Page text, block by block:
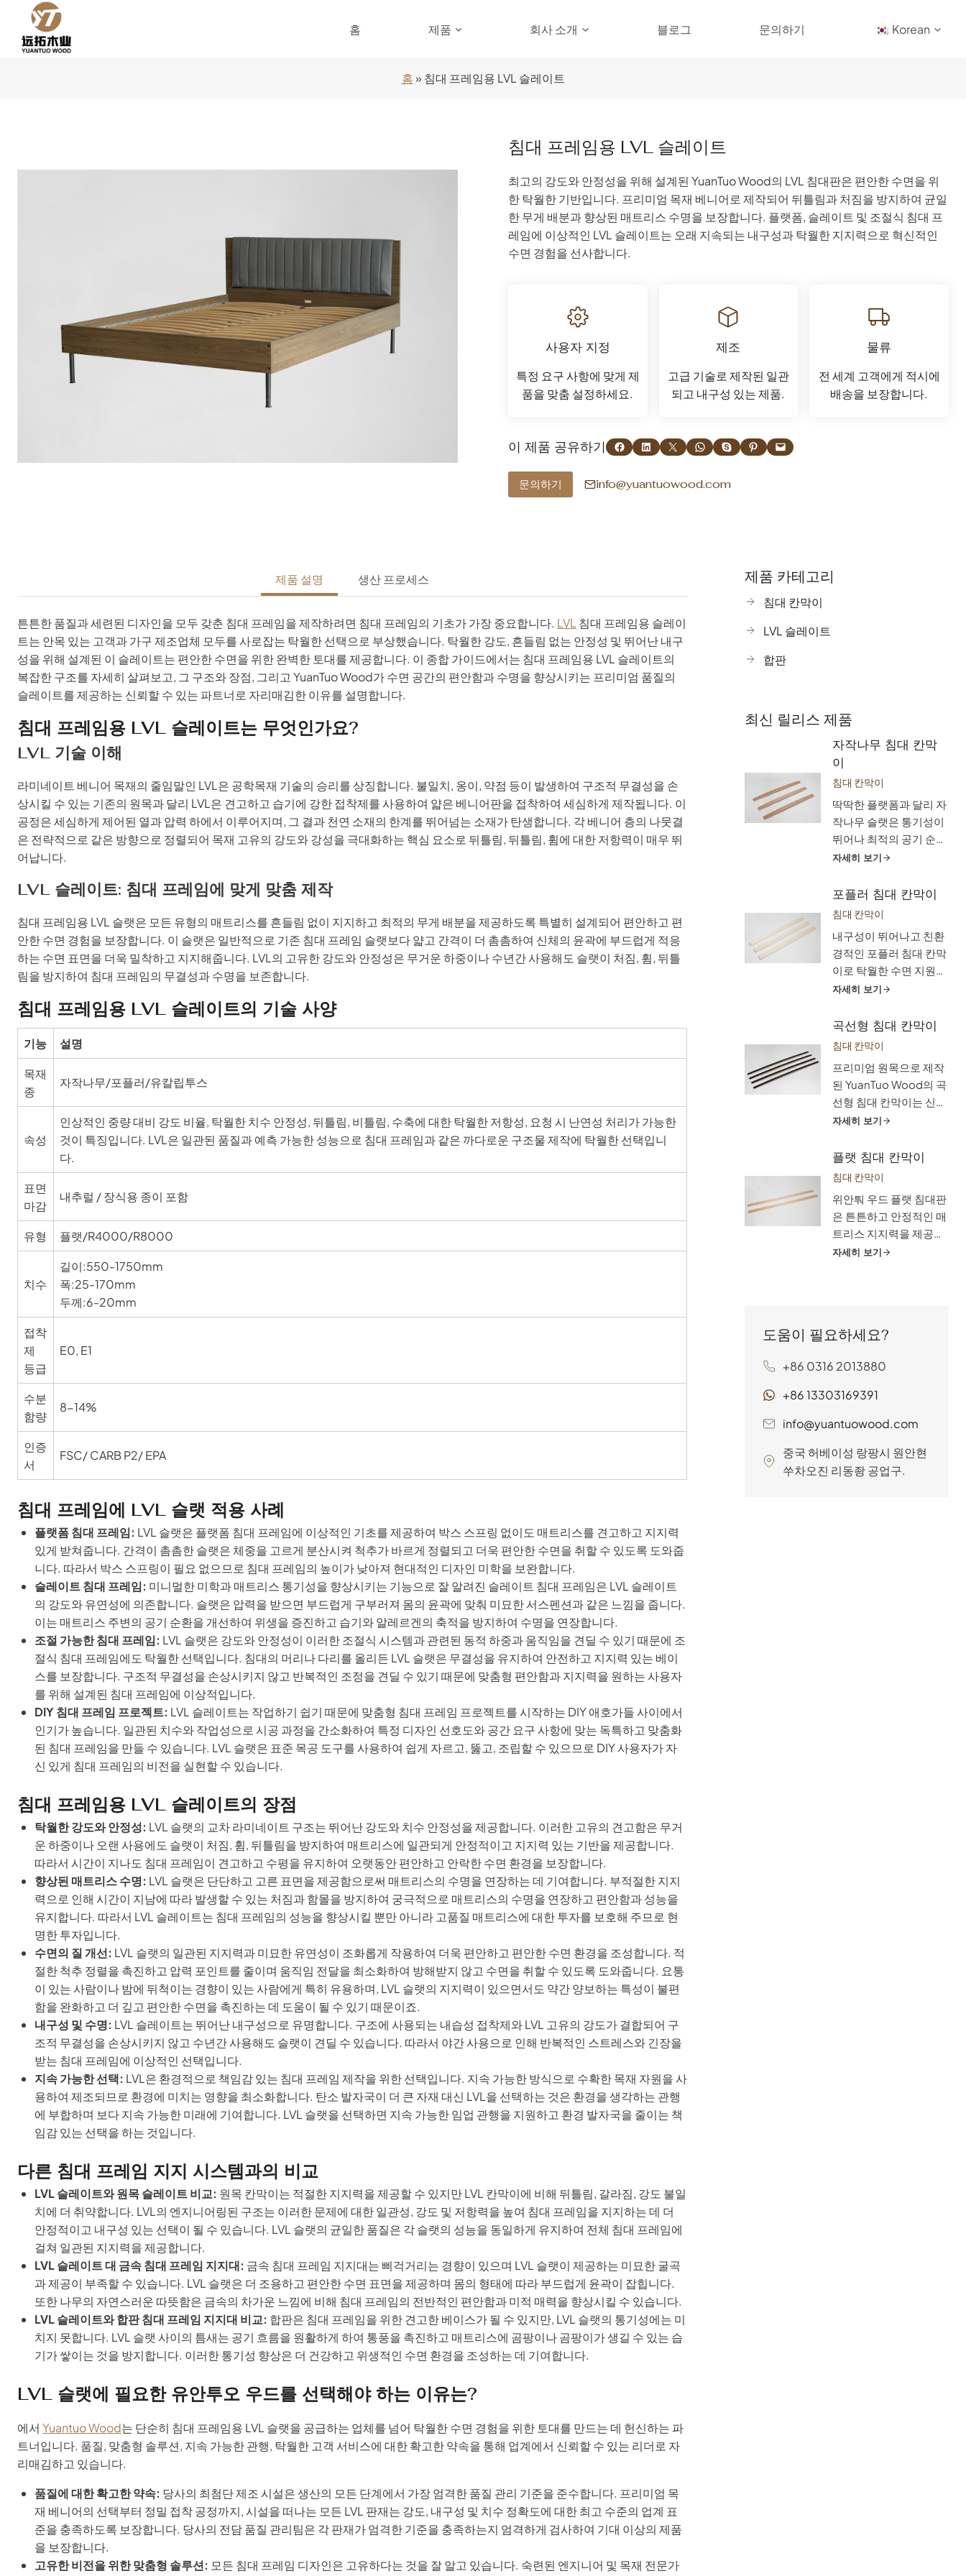
홈 제품 회사 소개 블로그 문의하기 Korean
홈» 침대 프레임용 LVL 슬레이트
침대 프레임용 LVL 슬레이트
최고의 강도와 안정성을 위해 설계된 YuanTuo Wood의 LVL 침대판은 편안한 수면을 위
한 탁월한 기반입니다. 프리미엄 목재 베니어로 제작되어 뒤틀림과 처짐을 방지하여 균일
한 무게 배분과 향상된 매트리스 수명을 보장합니다. 플랫폼, 슬레이트 및 조절식 침대 프
레임에 이상적인 LVL 슬레이트는 오래 지속되는 내구성과 탁월한 지지력으로 혁신적인
수면 경험을 선사합니다.
사용자 지정
특정 요구 사항에 맞게 제
품을 맞춤 설정하세요.
제조
고급 기술로 제작된 일관
되고 내구성 있는 제품.
물류
전 세계 고객에게 적시에
배송을 보장합니다.
이 제품 공유하기 페이스북에 공유 LinkedIn에서 공유 X에서 공유 WhatsApp에서 공유 Skype에서 공유 Pinterest에 공유 이 페이지에 이메일 보내기
문의하기 info@yuantuowood.com
제품 설명 생산 프로세스
튼튼한 품질과 세련된 디자인을 모두 갖춘 침대 프레임을 제작하려면 침대 프레임의 기초가 가장 중요합니다. LVL 침대 프레임용 슬레이
트는 안목 있는 고객과 가구 제조업체 모두를 사로잡는 탁월한 선택으로 부상했습니다. 탁월한 강도, 흔들림 없는 안정성 및 뛰어난 내구
성을 위해 설계된 이 슬레이트는 편안한 수면을 위한 완벽한 토대를 제공합니다. 이 종합 가이드에서는 침대 프레임용 LVL 슬레이트의
복잡한 구조를 자세히 살펴보고, 그 구조와 장점, 그리고 YuanTuo Wood가 수면 공간의 편안함과 수명을 향상시키는 프리미엄 품질의
슬레이트를 제공하는 신뢰할 수 있는 파트너로 자리매김한 이유를 설명합니다.
침대 프레임용 LVL 슬레이트는 무엇인가요?
LVL 기술 이해
라미네이트 베니어 목재의 줄임말인 LVL은 공학목재 기술의 승리를 상징합니다. 불일치, 옹이, 약점 등이 발생하여 구조적 무결성을 손
상시킬 수 있는 기존의 원목과 달리 LVL은 견고하고 습기에 강한 접착제를 사용하여 얇은 베니어판을 접착하여 세심하게 제작됩니다. 이
공정은 세심하게 제어된 열과 압력 하에서 이루어지며, 그 결과 천연 소재의 한계를 뛰어넘는 소재가 탄생합니다. 각 베니어 층의 나뭇결
은 전략적으로 같은 방향으로 정렬되어 목재 고유의 강도와 강성을 극대화하는 핵심 요소로 뒤틀림, 뒤틀림, 휨에 대한 저항력이 매우 뛰
어납니다.
LVL 슬레이트: 침대 프레임에 맞게 맞춤 제작
침대 프레임용 LVL 슬랫은 모든 유형의 매트리스를 흔들림 없이 지지하고 최적의 무게 배분을 제공하도록 특별히 설계되어 편안하고 편
안한 수면 경험을 보장합니다. 이 슬랫은 일반적으로 기존 침대 프레임 슬랫보다 얇고 간격이 더 촘촘하여 신체의 윤곽에 부드럽게 적응
하는 수면 표면을 더욱 밀착하고 지지해줍니다. LVL의 고유한 강도와 안정성은 무거운 하중이나 수년간 사용해도 슬랫이 처짐, 휨, 뒤틀
림을 방지하여 침대 프레임의 무결성과 수명을 보존합니다.
침대 프레임용 LVL 슬레이트의 기술 사양
기능
설명
목재
종
자작나무/포플러/유칼립투스
속성
인상적인 중량 대비 강도 비율, 탁월한 치수 안정성, 뒤틀림, 비틀림, 수축에 대한 탁월한 저항성, 요청 시 난연성 처리가 가능한
것이 특징입니다. LVL은 일관된 품질과 예측 가능한 성능으로 침대 프레임과 같은 까다로운 구조물 제작에 탁월한 선택입니
다.
표면
마감
내추럴 / 장식용 종이 포함
유형 플랫/R4000/R8000
치수
길이:550-1750mm
폭:25-170mm
두께:6-20mm
접착
제
등급
E0, E1
수분
함량
8-14%
인증
서
FSC/ CARB P2/ EPA
침대 프레임에 LVL 슬랫 적용 사례
플랫폼 침대 프레임: LVL 슬랫은 플랫폼 침대 프레임에 이상적인 기초를 제공하여 박스 스프링 없이도 매트리스를 견고하고 지지력
있게 받쳐줍니다. 간격이 촘촘한 슬랫은 체중을 고르게 분산시켜 척추가 바르게 정렬되고 더욱 편안한 수면을 취할 수 있도록 도와줍
니다. 따라서 박스 스프링이 필요 없으므로 침대 프레임의 높이가 낮아져 현대적인 디자인 미학을 보완합니다.
슬레이트 침대 프레임: 미니멀한 미학과 매트리스 통기성을 향상시키는 기능으로 잘 알려진 슬레이트 침대 프레임은 LVL 슬레이트
의 강도와 유연성에 의존합니다. 슬랫은 압력을 받으면 부드럽게 구부러져 몸의 윤곽에 맞춰 미묘한 서스펜션과 같은 느낌을 줍니다.
이는 매트리스 주변의 공기 순환을 개선하여 위생을 증진하고 습기와 알레르겐의 축적을 방지하여 수명을 연장합니다.
조절 가능한 침대 프레임: LVL 슬랫은 강도와 안정성이 이러한 조절식 시스템과 관련된 동적 하중과 움직임을 견딜 수 있기 때문에 조
절식 침대 프레임에도 탁월한 선택입니다. 침대의 머리나 다리를 올리든 LVL 슬랫은 무결성을 유지하여 안전하고 지지력 있는 베이
스를 보장합니다. 구조적 무결성을 손상시키지 않고 반복적인 조정을 견딜 수 있기 때문에 맞춤형 편안함과 지지력을 원하는 사용자
를 위해 설계된 침대 프레임에 이상적입니다.
DIY 침대 프레임 프로젝트: LVL 슬레이트는 작업하기 쉽기 때문에 맞춤형 침대 프레임 프로젝트를 시작하는 DIY 애호가들 사이에서
인기가 높습니다. 일관된 치수와 작업성으로 시공 과정을 간소화하여 특정 디자인 선호도와 공간 요구 사항에 맞는 독특하고 맞춤화
된 침대 프레임을 만들 수 있습니다. LVL 슬랫은 표준 목공 도구를 사용하여 쉽게 자르고, 뚫고, 조립할 수 있으므로 DIY 사용자가 자
신 있게 침대 프레임의 비전을 실현할 수 있습니다.
침대 프레임용 LVL 슬레이트의 장점
탁월한 강도와 안정성: LVL 슬랫의 교차 라미네이트 구조는 뛰어난 강도와 치수 안정성을 제공합니다. 이러한 고유의 견고함은 무거
운 하중이나 오랜 사용에도 슬랫이 처짐, 휨, 뒤틀림을 방지하여 매트리스에 일관되게 안정적이고 지지력 있는 기반을 제공합니다.
따라서 시간이 지나도 침대 프레임이 견고하고 수평을 유지하여 오랫동안 편안하고 안락한 수면 환경을 보장합니다.
향상된 매트리스 수명: LVL 슬랫은 단단하고 고른 표면을 제공함으로써 매트리스의 수명을 연장하는 데 기여합니다. 부적절한 지지
력으로 인해 시간이 지남에 따라 발생할 수 있는 처짐과 함몰을 방지하여 궁극적으로 매트리스의 수명을 연장하고 편안함과 성능을
유지합니다. 따라서 LVL 슬레이트는 침대 프레임의 성능을 향상시킬 뿐만 아니라 고품질 매트리스에 대한 투자를 보호해 주므로 현
명한 투자입니다.
수면의 질 개선: LVL 슬랫의 일관된 지지력과 미묘한 유연성이 조화롭게 작용하여 더욱 편안하고 편안한 수면 환경을 조성합니다. 적
절한 척추 정렬을 촉진하고 압력 포인트를 줄이며 움직임 전달을 최소화하여 방해받지 않고 수면을 취할 수 있도록 도와줍니다. 요통
이 있는 사람이나 밤에 뒤척이는 경향이 있는 사람에게 특히 유용하며, LVL 슬랫의 지지력이 있으면서도 약간 양보하는 특성이 불편
함을 완화하고 더 깊고 편안한 수면을 촉진하는 데 도움이 될 수 있기 때문이죠.
내구성 및 수명: LVL 슬레이트는 뛰어난 내구성으로 유명합니다. 구조에 사용되는 내습성 접착제와 LVL 고유의 강도가 결합되어 구
조적 무결성을 손상시키지 않고 수년간 사용해도 슬랫이 견딜 수 있습니다. 따라서 야간 사용으로 인해 반복적인 스트레스와 긴장을
받는 침대 프레임에 이상적인 선택입니다.
지속 가능한 선택: LVL은 환경적으로 책임감 있는 침대 프레임 제작을 위한 선택입니다. 지속 가능한 방식으로 수확한 목재 자원을 사
용하여 제조되므로 환경에 미치는 영향을 최소화합니다. 탄소 발자국이 더 큰 자재 대신 LVL을 선택하는 것은 환경을 생각하는 관행
에 부합하며 보다 지속 가능한 미래에 기여합니다. LVL 슬랫을 선택하면 지속 가능한 임업 관행을 지원하고 환경 발자국을 줄이는 책
임감 있는 선택을 하는 것입니다.
다른 침대 프레임 지지 시스템과의 비교
LVL 슬레이트와 원목 슬레이트 비교: 원목 칸막이는 적절한 지지력을 제공할 수 있지만 LVL 칸막이에 비해 뒤틀림, 갈라짐, 강도 불일
치에 더 취약합니다. LVL의 엔지니어링된 구조는 이러한 문제에 대한 일관성, 강도 및 저항력을 높여 침대 프레임을 지지하는 데 더
안정적이고 내구성 있는 선택이 될 수 있습니다. LVL 슬랫의 균일한 품질은 각 슬랫의 성능을 동일하게 유지하여 전체 침대 프레임에
걸쳐 일관된 지지력을 제공합니다.
LVL 슬레이트 대 금속 침대 프레임 지지대: 금속 침대 프레임 지지대는 삐걱거리는 경향이 있으며 LVL 슬랫이 제공하는 미묘한 굴곡
과 제공이 부족할 수 있습니다. LVL 슬랫은 더 조용하고 편안한 수면 표면을 제공하며 몸의 형태에 따라 부드럽게 윤곽이 잡힙니다.
또한 나무의 자연스러운 따뜻함은 금속의 차가운 느낌에 비해 침대 프레임의 전반적인 편안함과 미적 매력을 향상시킬 수 있습니다.
LVL 슬레이트와 합판 침대 프레임 지지대 비교: 합판은 침대 프레임을 위한 견고한 베이스가 될 수 있지만, LVL 슬랫의 통기성에는 미
치지 못합니다. LVL 슬랫 사이의 틈새는 공기 흐름을 원활하게 하여 통풍을 촉진하고 매트리스에 곰팡이나 곰팡이가 생길 수 있는 습
기가 쌓이는 것을 방지합니다. 이러한 통기성 향상은 더 건강하고 위생적인 수면 환경을 조성하는 데 기여합니다.
LVL 슬랫에 필요한 유안투오 우드를 선택해야 하는 이유는?
에서 Yuantuo Wood는 단순히 침대 프레임용 LVL 슬랫을 공급하는 업체를 넘어 탁월한 수면 경험을 위한 토대를 만드는 데 헌신하는 파
트너입니다. 품질, 맞춤형 솔루션, 지속 가능한 관행, 탁월한 고객 서비스에 대한 확고한 약속을 통해 업계에서 신뢰할 수 있는 리더로 자
리매김하고 있습니다.
품질에 대한 확고한 약속: 당사의 최첨단 제조 시설은 생산의 모든 단계에서 가장 엄격한 품질 관리 기준을 준수합니다. 프리미엄 목
재 베니어의 선택부터 정밀 접착 공정까지, 시설을 떠나는 모든 LVL 판재는 강도, 내구성 및 치수 정확도에 대한 최고 수준의 업계 표
준을 충족하도록 보장합니다. 당사의 전담 품질 관리팀은 각 판재가 엄격한 기준을 충족하는지 엄격하게 검사하여 기대 이상의 제품
을 보장합니다.
고유한 비전을 위한 맞춤형 솔루션: 모든 침대 프레임 디자인은 고유하다는 것을 잘 알고 있습니다. 숙련된 엔지니어 및 목재 전문가
제품 카테고리
침대 칸막이
LVL 슬레이트
합판
최신 릴리스 제품
자작나무 침대 칸막
이
침대 칸막이
딱딱한 플랫폼과 달리 자
작나무 슬랫은 통기성이
뛰어나 최적의 공기 순환
을 통해 매트리스를 쾌적
이는 것을 방지합니다.
내구성이 뛰어난 구조로
오래 지속되는 성능을 보
장하므로 편안함과 웰빙
을 모두 우선시하는 수면
경험을 원하는 안목 있는
고객에게 이상적인 선택
칸막이를 선택하고 진정
으로 편안한 수면을 위한
지지력, 통기성, 지속 가
능한 기초의 차이를 경험
해 보세요.
자세히 보기
포플러 침대 칸막이
침대 칸막이
내구성이 뛰어나고 친환
경적인 포플러 침대 칸막
이로 탁월한 수면 지원을
경험하세요. 이 튼튼하고
되어 척추를 바르게 정렬
하고 압력 포인트를 완화
합니다. 매트리스의 통기
성을 높이고 더 건강한 수
면 환경을 즐기세요. 가
정, 호텔 등에 적합한 맞
춤형 슬랫은 필요에 따라
다.
자세히 보기
곡선형 침대 칸막이
침대 칸막이
프리미엄 원목으로 제작
된 YuanTuo Wood의 곡
선형 침대 칸막이는 신체
의 자연스러운 곡선을 따
한 지지력을 제공합니다.
압력을 완화하고 척추 정
렬을 촉진하며 혈액 순환
을 개선하여 편안한 수면
경험을 보장합니다. 가정
용 가구, 접객업, 의료 및
특수 매트리스 지지대에
자세히 보기
플랫 침대 칸막이
침대 칸막이
위안퉈 우드 플랫 침대판
은 튼튼하고 안정적인 매
트리스 지지력을 제공합
니다. 너도밤나무와 자작
합니다. 설치가 간편하고
환되므로 가정, 호텔 및
DIY 프로젝트에 적합합
능한 수면 솔루션을 원한
하세요.
자세히 보기
도움이 필요하세요?
+86 0316 2013880
+86 13303169391
info@yuantuowood.com
중국 허베이성 랑팡시 원안현
쑤차오진 리동좡 공업구.